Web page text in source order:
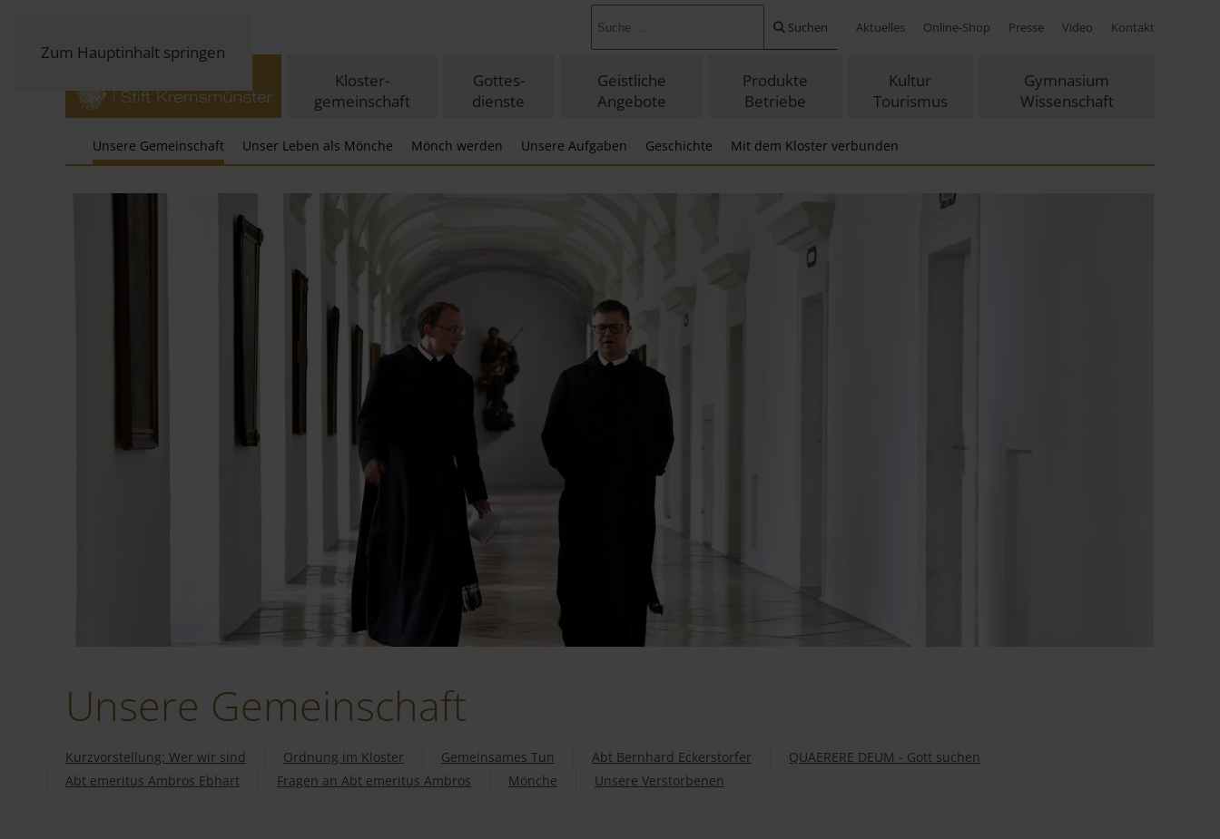
Zum Hauptinhalt springen
Suchen
Aktuelles Online-Shop Presse Video Kontakt
Kloster-
gemeinschaft
Gottes-
dienste
Geistliche
Angebote
Produkte
Betriebe
Kultur
Tourismus
Gymnasium
Wissenschaft
Unsere Gemeinschaft Unser Leben als Mönche Mönch werden Unsere Aufgaben Geschichte Mit dem Kloster verbunden
Unsere Gemeinschaft
Kurzvorstellung: Wer wir sind Ordnung im Kloster Gemeinsames Tun Abt Bernhard Eckerstorfer
QUAERERE DEUM - Gott suchen
Abt emeritus Ambros Ebhart
Fragen an Abt emeritus Ambros Mönche Unsere Verstorbenen